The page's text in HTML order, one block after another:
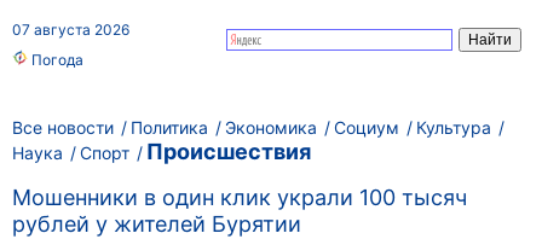
07 августа 2026
Погода
Все новости Политика Экономика Социум
Культура
Наука
Спорт
Происшествия
Мошенники в один клик украли 100 тысяч
рублей у жителей Бурятии